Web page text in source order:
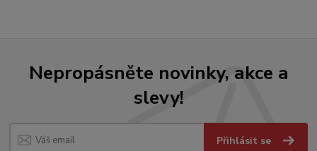
Nepropásněte novinky, akce a
slevy!
Přihlásit se